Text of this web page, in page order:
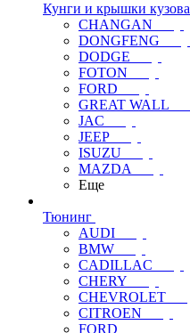
Кунги и крышки кузова
CHANGAN
DONGFENG
DODGE
FOTON
FORD
GREAT WALL
JAC
JEEP
ISUZU
MAZDA
Еще
Тюнинг
AUDI
BMW
CADILLAC
CHERY
CHEVROLET
CITROEN
FORD